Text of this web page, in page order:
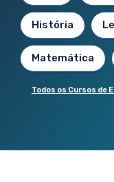
História
Matemática
Todos os Cursos de